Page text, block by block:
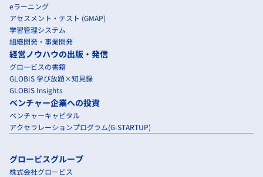
eラーニング
アセスメント・テスト (GMAP)
学習管理システム
組織開発・事業開発
経営ノウハウの出版・発信
グロービスの書籍
GLOBIS 学び放題×知見録
GLOBIS Insights
ベンチャー企業への投資
ベンチャーキャピタル
アクセラレーションプログラム(G-STARTUP)
グロービスグループ
株式会社グロービス